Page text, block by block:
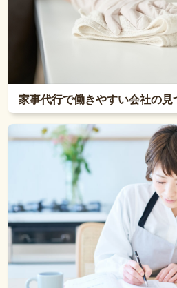
家事代行で働きやすい会社の見